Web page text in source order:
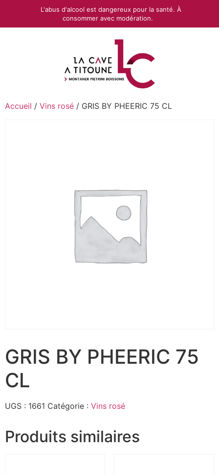
Accueil / Vins rosé / GRIS BY PHEERIC 75 CL
GRIS BY PHEERIC 75
CL
UGS : 1661 Catégorie : Vins rosé
Produits similaires
L'abus d'alcool est dangereux pour la santé. À
consommer avec modération.